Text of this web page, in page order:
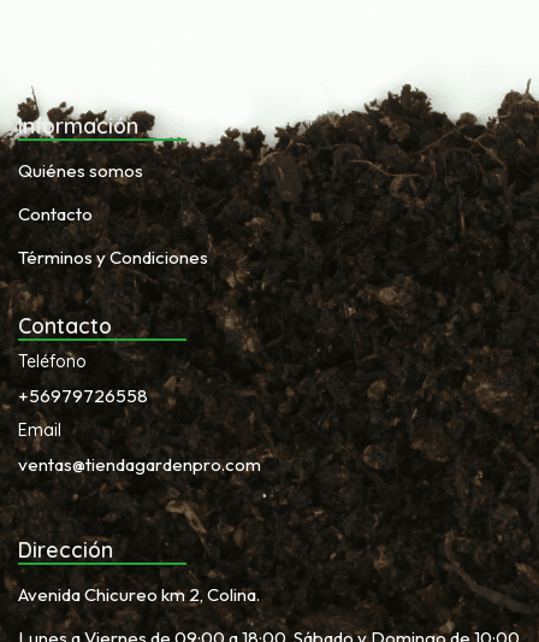
Información
Quiénes somos
Contacto
Términos y Condiciones
Contacto
Teléfono
+56979726558
Email
ventas@tiendagardenpro.com
Dirección
Avenida Chicureo km 2, Colina.